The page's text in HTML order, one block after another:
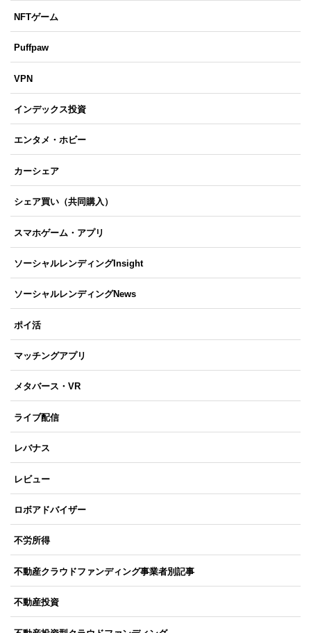
NFTゲーム
Puffpaw
VPN
インデックス投資
エンタメ・ホビー
カーシェア
シェア買い（共同購入）
スマホゲーム・アプリ
ソーシャルレンディングInsight
ソーシャルレンディングNews
ポイ活
マッチングアプリ
メタバース・VR
ライブ配信
レバナス
レビュー
ロボアドバイザー
不労所得
不動産クラウドファンディング事業者別記事
不動産投資